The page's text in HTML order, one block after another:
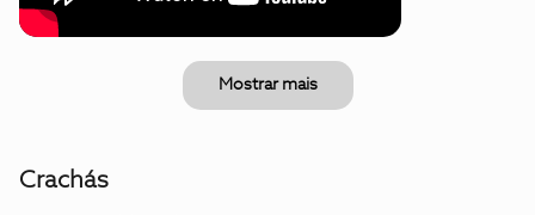
Mostrar mais
Crachás